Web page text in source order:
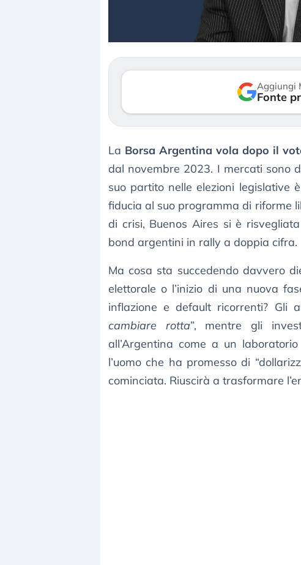
Aggiungi
Fonte
La Borsa Argentina vola dopo il
dal novembre 2023. I mercati sono
suo partito nelle elezioni legislative
fiducia al suo programma di riforme
di crisi, Buenos Aires si è
bond argentini in rally a doppia cifra.
Ma cosa sta succedendo davvero
elettorale o l’inizio di una nuova
inflazione e default ricorrenti? Gli
cambiare rotta”, mentre gli
all’Argentina come a un
l’uomo che ha promesso di
cominciata. Riuscirà a trasformare
Dalle valutazioni estreme
correzione. Cosa sta
repricing degli asset?
3 agosto 2026